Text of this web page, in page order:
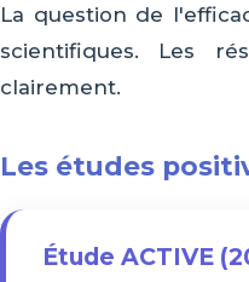
La question de
scientifiques. Les
clairement.
Les études
Étude ACTIVE